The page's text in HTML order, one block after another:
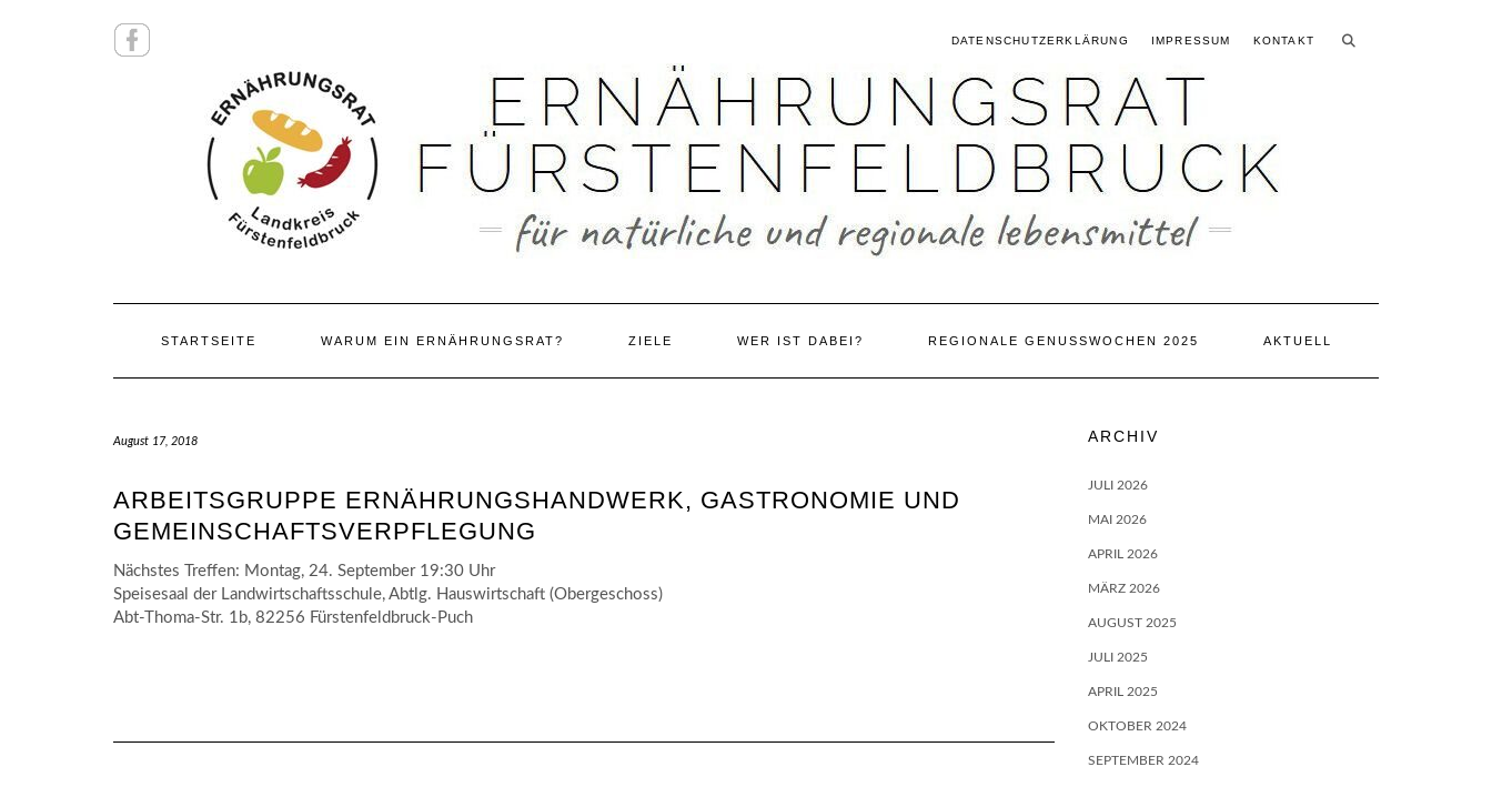
FACEBOOK
DATENSCHUTZERKLÄRUNG IMPRESSUM KONTAKT
STARTSEITE WARUM EIN ERNÄHRUNGSRAT? ZIELE WER IST DABEI? REGIONALE GENUSSWOCHEN 2025 AKTUELL
August 17, 2018
ARBEITSGRUPPE ERNÄHRUNGSHANDWERK, GASTRONOMIE UND
GEMEINSCHAFTSVERPFLEGUNG
Nächstes Treffen: Montag, 24. September 19:30 Uhr
Speisesaal der Landwirtschaftsschule, Abtlg. Hauswirtschaft (Obergeschoss)
Abt-Thoma-Str. 1b, 82256 Fürstenfeldbruck-Puch
ARCHIV
JULI 2026
MAI 2026
APRIL 2026
MÄRZ 2026
AUGUST 2025
JULI 2025
APRIL 2025
OKTOBER 2024
SEPTEMBER 2024